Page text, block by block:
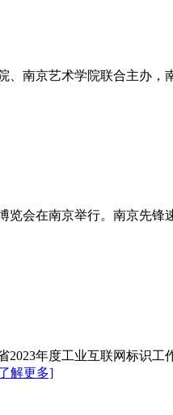
南京艺术学院联合主办，
览会在南京举行。南京先锋
年度工业互联网标识
解更多]